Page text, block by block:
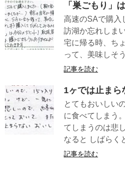
「巣ごもり」
高速のSAで購入
訪湖か忘れしま
宅に帰る時、ち
って、美味しそ
記事を読む
1ヶでは止まら
とてもおいしい
に食べてしまう
てしまうのは悲
なると しばらく
記事を読む